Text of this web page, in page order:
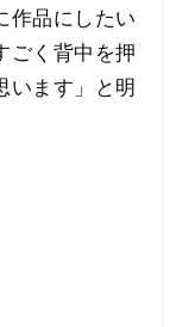
作品にしたい
ごく背中を押
います」と明